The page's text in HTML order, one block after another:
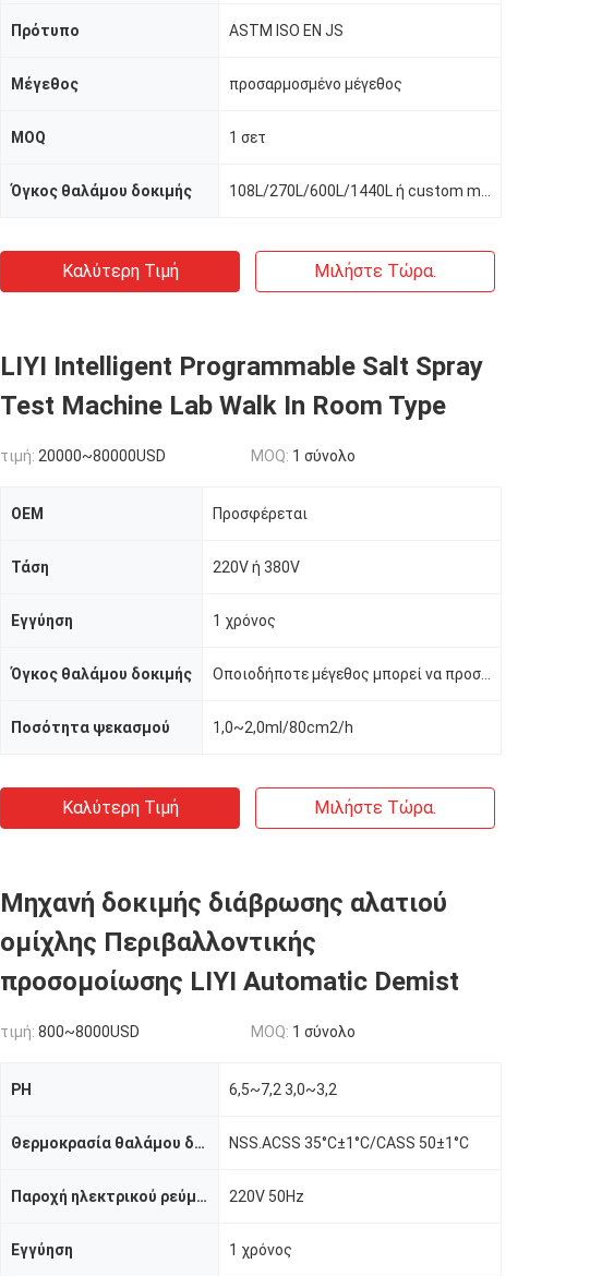
Πρότυπο ASTM ISO EN JS
Μέγεθος προσαρμοσμένο μέγεθος
MOQ 1 σετ
Όγκος θαλάμου δοκιμής
Καλύτερη Τιμή Μιλήστε Τώρα.
LIYI Intelligent Programmable Salt Spray
Test Machine Lab Walk In Room Type
τιμή: 20000~80000USD MOQ: 1 σύνολο
OEM Προσφέρεται
Τάση 220V ή 380V
Εγγύηση 1 χρόνος
Όγκος θαλάμου δοκιμής
Ποσότητα ψεκασμού 1,0~2,0ml/80cm2/h
Καλύτερη Τιμή Μιλήστε Τώρα.
Μηχανή δοκιμής διάβρωσης αλατιού
ομίχλης Περιβαλλοντικής
προσομοίωσης LIYI Automatic Demist
τιμή: 800~8000USD MOQ: 1 σύνολο
PH 6,5~7,2 3,0~3,2
Θερμοκρασία θαλάμου δοκιμής NSS.ACSS 35°C±1°C/CASS 50±1°C
Παροχή ηλεκτρικού ρεύματος 220V 50Hz
Εγγύηση 1 χρόνος